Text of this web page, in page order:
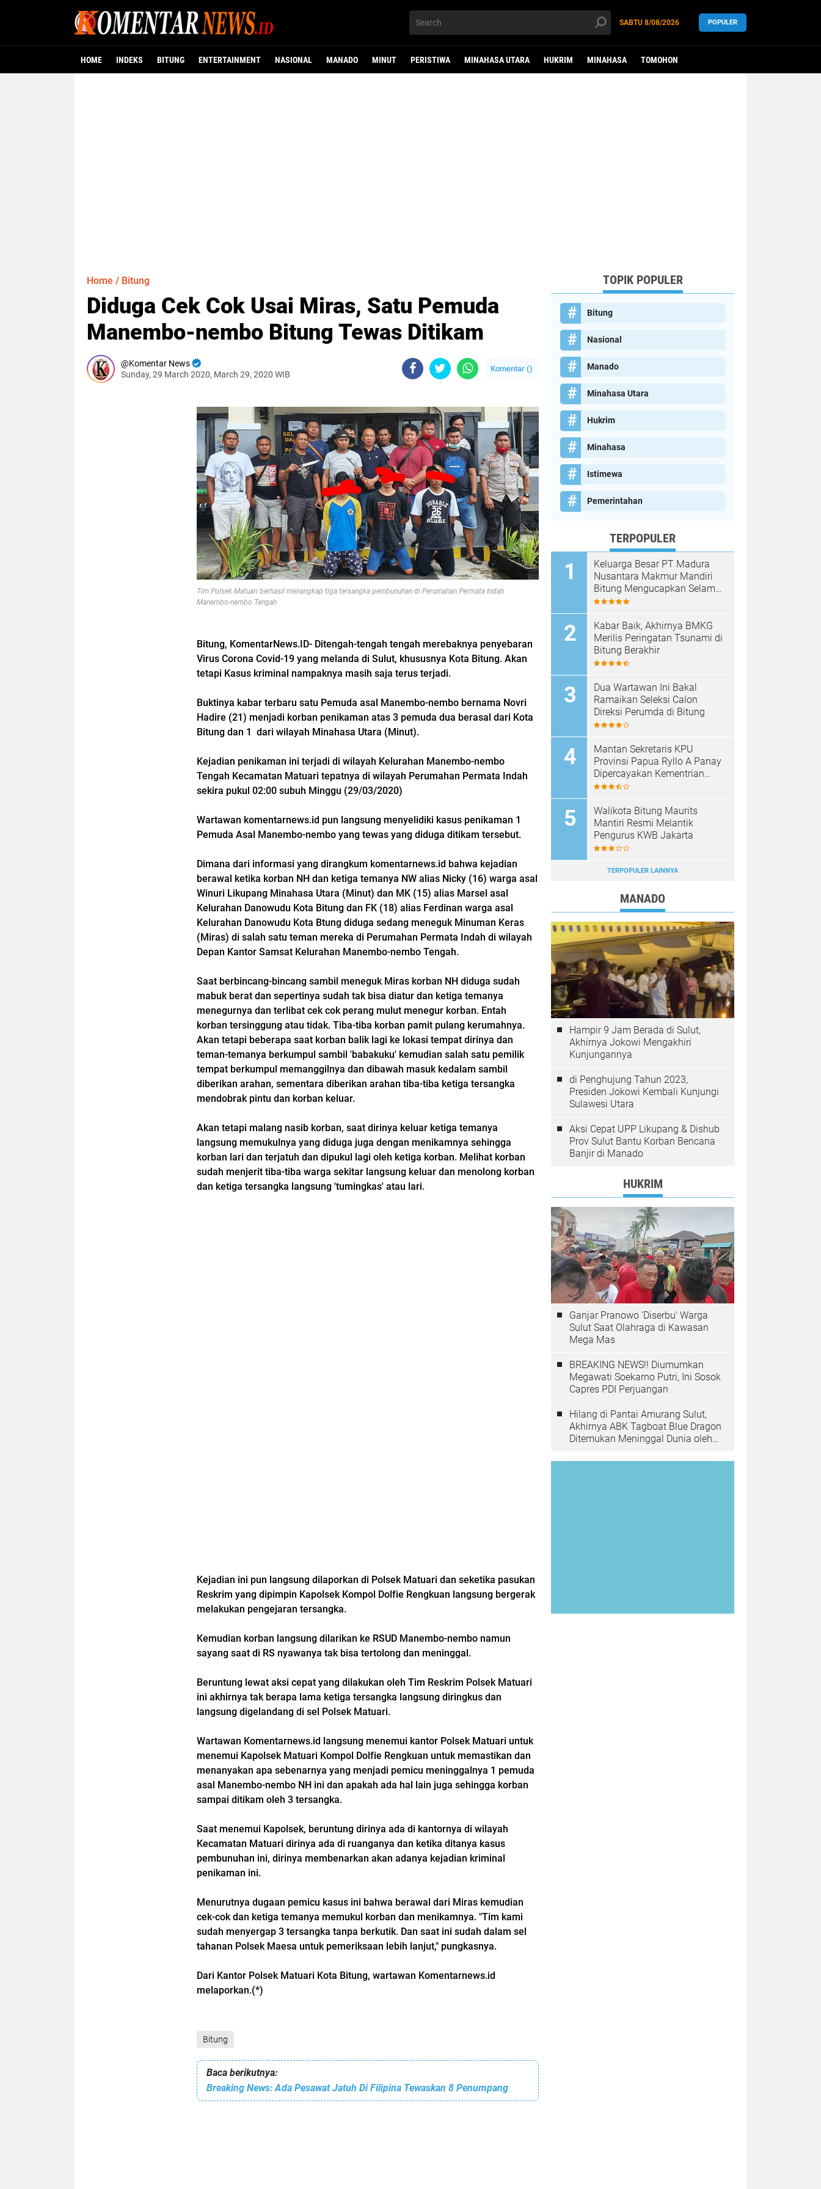
SABTU 8/08/2026 POPULER
HOME INDEKS BITUNG ENTERTAINMENT NASIONAL MANADO MINUT PERISTIWA MINAHASA UTARA HUKRIM MINAHASA TOMOHON
Home / Bitung
Diduga Cek Cok Usai Miras, Satu Pemuda
Manembo-nembo Bitung Tewas Ditikam
Komentar News
Sunday, 29 March 2020, March 29, 2020 WIB
Komentar ()
Tim Polsek Matuari berhasil menangkap tiga tersangka pembunuhan di Perumahan Permata Indah
Manembo-nembo Tengah
Bitung, KomentarNews.ID- Ditengah-tengah tengah merebaknya penyebaran
Virus Corona Covid-19 yang melanda di Sulut, khususnya Kota Bitung. Akan
tetapi Kasus kriminal nampaknya masih saja terus terjadi.
Buktinya kabar terbaru satu Pemuda asal Manembo-nembo bernama Novri
Hadire (21) menjadi korban penikaman atas 3 pemuda dua berasal dari Kota
Bitung dan 1 dari wilayah Minahasa Utara (Minut).
Kejadian penikaman ini terjadi di wilayah Kelurahan Manembo-nembo
Tengah Kecamatan Matuari tepatnya di wilayah Perumahan Permata Indah
sekira pukul 02:00 subuh Minggu (29/03/2020)
Wartawan komentarnews.id pun langsung menyelidiki kasus penikaman 1
Pemuda Asal Manembo-nembo yang tewas yang diduga ditikam tersebut.
Dimana dari informasi yang dirangkum komentarnews.id bahwa kejadian
berawal ketika korban NH dan ketiga temanya NW alias Nicky (16) warga asal
Winuri Likupang Minahasa Utara (Minut) dan MK (15) alias Marsel asal
Kelurahan Danowudu Kota Bitung dan FK (18) alias Ferdinan warga asal
Kelurahan Danowudu Kota Btung diduga sedang meneguk Minuman Keras
(Miras) di salah satu teman mereka di Perumahan Permata Indah di wilayah
Depan Kantor Samsat Kelurahan Manembo-nembo Tengah.
Saat berbincang-bincang sambil meneguk Miras korban NH diduga sudah
mabuk berat dan sepertinya sudah tak bisa diatur dan ketiga temanya
menegurnya dan terlibat cek cok perang mulut menegur korban. Entah
korban tersinggung atau tidak. Tiba-tiba korban pamit pulang kerumahnya.
Akan tetapi beberapa saat korban balik lagi ke lokasi tempat dirinya dan
teman-temanya berkumpul sambil 'babakuku' kemudian salah satu pemilik
tempat berkumpul memanggilnya dan dibawah masuk kedalam sambil
diberikan arahan, sementara diberikan arahan tiba-tiba ketiga tersangka
mendobrak pintu dan korban keluar.
Akan tetapi malang nasib korban, saat dirinya keluar ketiga temanya
langsung memukulnya yang diduga juga dengan menikamnya sehingga
korban lari dan terjatuh dan dipukul lagi oleh ketiga korban. Melihat korban
sudah menjerit tiba-tiba warga sekitar langsung keluar dan menolong korban
dan ketiga tersangka langsung 'tumingkas' atau lari.
Kejadian ini pun langsung dilaporkan di Polsek Matuari dan seketika pasukan
Reskrim yang dipimpin Kapolsek Kompol Dolfie Rengkuan langsung bergerak
melakukan pengejaran tersangka.
Kemudian korban langsung dilarikan ke RSUD Manembo-nembo namun
sayang saat di RS nyawanya tak bisa tertolong dan meninggal.
Beruntung lewat aksi cepat yang dilakukan oleh Tim Reskrim Polsek Matuari
ini akhirnya tak berapa lama ketiga tersangka langsung diringkus dan
langsung digelandang di sel Polsek Matuari.
Wartawan Komentarnews.id langsung menemui kantor Polsek Matuari untuk
menemui Kapolsek Matuari Kompol Dolfie Rengkuan untuk memastikan dan
menanyakan apa sebenarnya yang menjadi pemicu meninggalnya 1 pemuda
asal Manembo-nembo NH ini dan apakah ada hal lain juga sehingga korban
sampai ditikam oleh 3 tersangka.
Saat menemui Kapolsek, beruntung dirinya ada di kantornya di wilayah
Kecamatan Matuari dirinya ada di ruanganya dan ketika ditanya kasus
pembunuhan ini, dirinya membenarkan akan adanya kejadian kriminal
penikaman ini.
Menurutnya dugaan pemicu kasus ini bahwa berawal dari Miras kemudian
cek-cok dan ketiga temanya memukul korban dan menikamnya. "Tim kami
sudah menyergap 3 tersangka tanpa berkutik. Dan saat ini sudah dalam sel
tahanan Polsek Maesa untuk pemeriksaan lebih lanjut," pungkasnya.
Dari Kantor Polsek Matuari Kota Bitung, wartawan Komentarnews.id
melaporkan.(*)
Bitung
Baca berikutnya:
Breaking News: Ada Pesawat Jatuh Di Filipina Tewaskan 8 Penumpang
TOPIK POPULER
Bitung
Nasional
Manado
Minahasa Utara
Hukrim
Minahasa
Istimewa
Pemerintahan
TERPOPULER
Keluarga Besar PT Madura
Nusantara Makmur Mandiri
Bitung Mengucapkan Selamat
HUT Bhayangkara ke-80
Kabar Baik, Akhirnya BMKG
Merilis Peringatan Tsunami di
Bitung Berakhir
Dua Wartawan Ini Bakal
Ramaikan Seleksi Calon
Direksi Perumda di Bitung
Mantan Sekretaris KPU
Provinsi Papua Ryllo A Panay
Dipercayakan Kementrian
ESDM RI Menjabat Direktur
Bukti
Walikota Bitung Maurits
Mantiri Resmi Melantik
Pengurus KWB Jakarta
TERPOPULER LAINNYA
MANADO
Hampir 9 Jam Berada di Sulut,
Akhirnya Jokowi Mengakhiri
Kunjungannya
di Penghujung Tahun 2023,
Presiden Jokowi Kembali Kunjungi
Sulawesi Utara
Aksi Cepat UPP Likupang & Dishub
Prov Sulut Bantu Korban Bencana
Banjir di Manado
HUKRIM
Ganjar Pranowo 'Diserbu' Warga
Sulut Saat Olahraga di Kawasan
Mega Mas
BREAKING NEWS!! Diumumkan
Megawati Soekarno Putri, Ini Sosok
Capres PDI Perjuangan
Hilang di Pantai Amurang Sulut,
Akhirnya ABK Tagboat Blue Dragon
Ditemukan Meninggal Dunia oleh